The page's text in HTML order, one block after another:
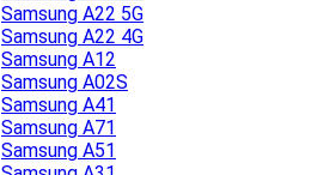
Samsung A22 5G
Samsung A22 4G
Samsung A12
Samsung A02S
Samsung A41
Samsung A71
Samsung A51